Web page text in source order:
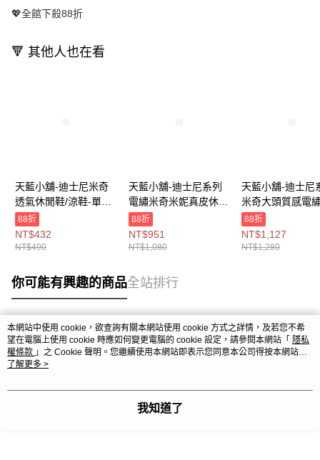
💖全館下殺88折
🔻 其他人也在看
天藍小舖-迪士尼米奇
透氣休閒鞋/涼鞋-單1
款-$490【A27270475
】
88折
NT$432
NT$490
天藍小舖-迪士尼系列
電繡米奇米妮真皮休閒
鞋(粉)-單1
款-$1080【A2727038
0】
88折
NT$951
NT$1,080
天藍小舖-迪士尼
米奇大頭質感電
休閒鞋-單1
款-$1280【
7】
88折
NT$1,127
NT$1,280
你可能有興趣的商品全站排行
熱門標籤
本網站中使用 cookie，欲查詢有關本網站使用 cookie 方式之詳情，及若您不希
望在電腦上使用 cookie 時應如何變更電腦的 cookie 設定，請參閱本網站「 隱私
權條款 」之 Cookie 聲明。您繼續使用本網站即表示您同意本公司得按本網站使
用條款之 Cookie 聲明使用 cookie。
了解更多 >
我知道了